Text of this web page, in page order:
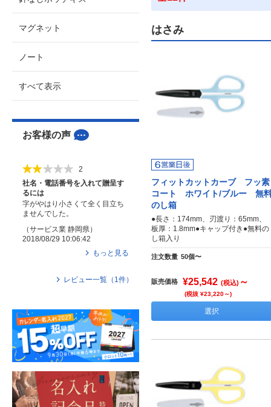
はさみ
フィットカットカーブ フッ素
コート ホワイト/ブルー 無
のし箱
●長さ：174mm、刃渡り：65mm、
板厚：1.8mm●キャップ付き●無料の
し箱入り
注文数量 50個〜
販売価格 ¥25,542 (税込) ～
(税抜 ¥23,220～)
選択
マグネット
ノート
すべて表示
お客様の声
2
社名・電話番号を入れて贈呈す
るには
字がやはり小さくて全く目立ち
ませんでした。
（サービス業 静岡県 ）
2018/08/29 10:06:42
もっと見る
レビュー一覧（ 1 件）